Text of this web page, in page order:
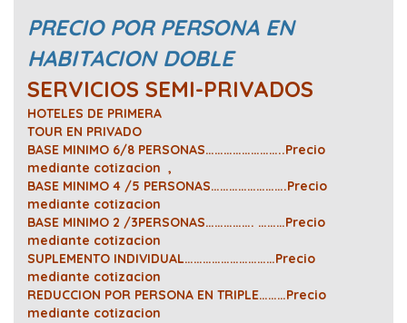
PRECIO POR PERSONA EN
HABITACION DOBLE
SERVICIOS SEMI-PRIVADOS
HOTELES DE PRIMERA
TOUR EN PRIVADO
BASE MINIMO 6/8 PERSONAS……………………..Precio
mediante cotizacion ,
BASE MINIMO 4 /5 PERSONAS…………………….Precio
mediante cotizacion
BASE MINIMO 2 /3PERSONAS……………. ………Precio
mediante cotizacion
SUPLEMENTO INDIVIDUAL…………………………Precio
mediante cotizacion
REDUCCION POR PERSONA EN TRIPLE………Precio
mediante cotizacion